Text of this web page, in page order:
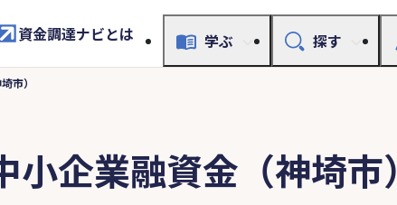
資金調達ナビとは 学ぶ 探す
市）
小企業融資金（神埼市）